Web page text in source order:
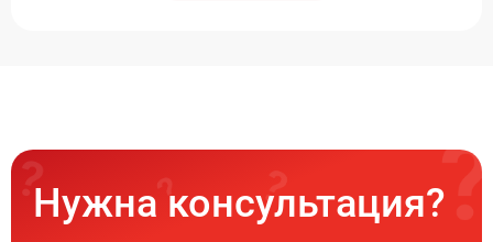
Нужна консультация?